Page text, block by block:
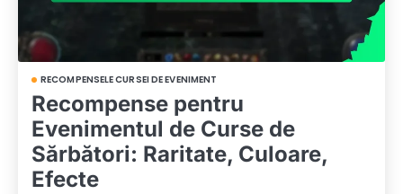
RECOMPENSELE CURSEI DE EVENIMENT
Recompense pentru
Evenimentul de Curse de
Sărbători: Raritate, Culoare,
Efecte